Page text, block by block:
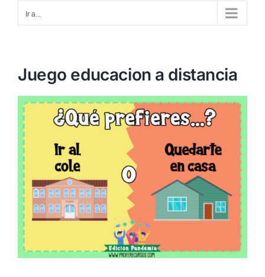
Ir a...
Juego educacion a distancia